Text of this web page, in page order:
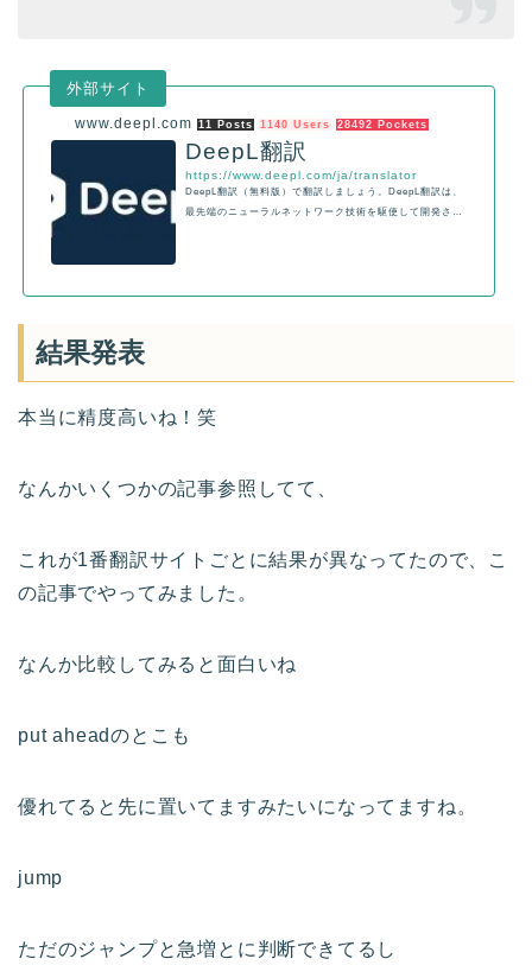
www.deepl.com 11 Posts 1140 Users 28492 Pockets
DeepL翻訳
https://www.deepl.com/ja/translator
DeepL翻訳（無料版）で翻訳しましょう。DeepL翻訳は、
最先端のニューラルネットワーク技術を駆使して開発され
結果発表
本当に精度高いね！笑
なんかいくつかの記事参照してて、
これが1番翻訳サイトごとに結果が異なってたので、こ
の記事でやってみました。
なんか比較してみると面白いね
put aheadのとこも
優れてると先に置いてますみたいになってますね。
jump
ただのジャンプと急増とに判断できてるし